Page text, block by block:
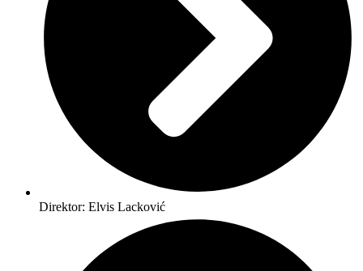
Direktor: Elvis Lacković